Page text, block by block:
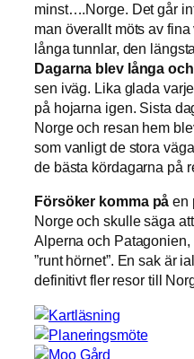
minst….Norge. Det går
man överallt möts av
långa tunnlar, den
Dagarna blev långa
sen iväg. Lika glada
på hojarna igen. Sista
Norge och resan hem
som vanligt de stora
de bästa kördagarna på
Försöker komma på en
Norge och skulle säga
Alperna och
”runt hörnet”. En sak är
definitivt fler resor till